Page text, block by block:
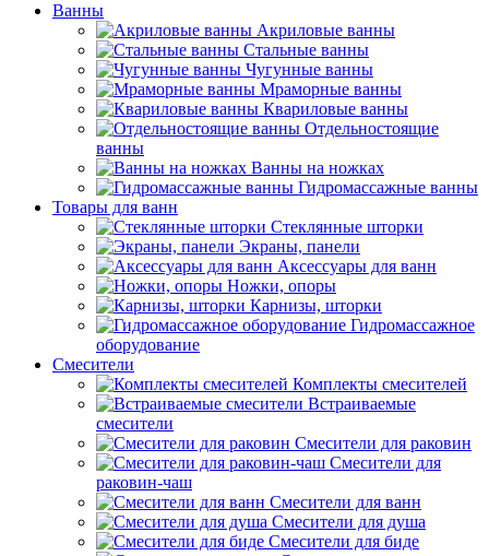
Ванны
Акриловые ванны
Стальные ванны
Чугунные ванны
Мраморные ванны
Квариловые ванны
Отдельностоящие
ванны
Ванны на ножках
Гидромассажные ванны
Товары для ванн
Стеклянные шторки
Экраны, панели
Аксессуары для ванн
Ножки, опоры
Карнизы, шторки
Гидромассажное
оборудование
Смесители
Комплекты смесителей
Встраиваемые
смесители
Смесители для раковин
Смесители для
раковин-чаш
Смесители для ванн
Смесители для душа
Смесители для биде